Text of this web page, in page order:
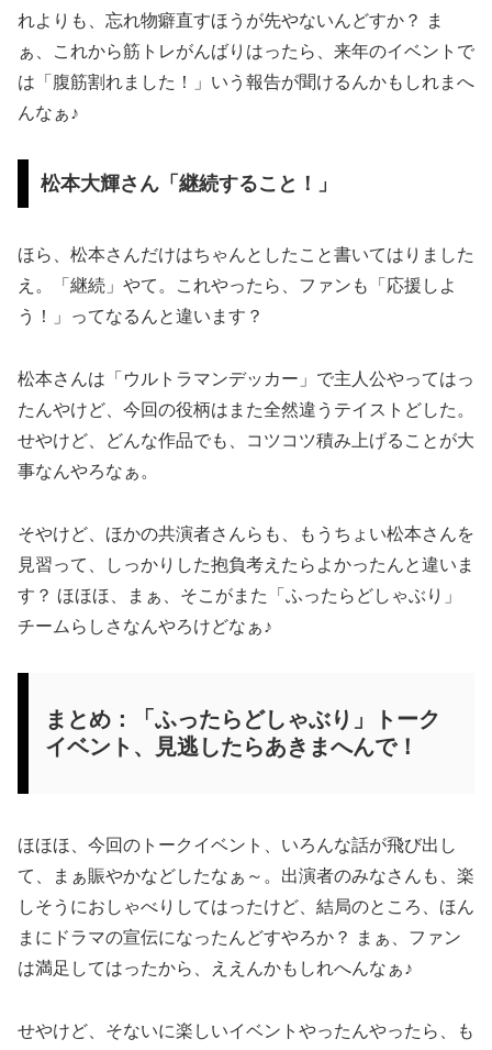
れよりも、忘れ物癖直すほうが先やないんどすか？ ま
ぁ、これから筋トレがんばりはったら、来年のイベントで
は「腹筋割れました！」いう報告が聞けるんかもしれまへ
んなぁ♪
松本大輝さん「継続すること！」
ほら、松本さんだけはちゃんとしたこと書いてはりました
え。「継続」やて。これやったら、ファンも「応援しよ
う！」ってなるんと違います？
松本さんは「ウルトラマンデッカー」で主人公やってはっ
たんやけど、今回の役柄はまた全然違うテイストどした。
せやけど、どんな作品でも、コツコツ積み上げることが大
事なんやろなぁ。
そやけど、ほかの共演者さんらも、もうちょい松本さんを
見習って、しっかりした抱負考えたらよかったんと違いま
す？ ほほほ、まぁ、そこがまた「ふったらどしゃぶり」
チームらしさなんやろけどなぁ♪
まとめ：「ふったらどしゃぶり」トーク
イベント、見逃したらあきまへんで！
ほほほ、今回のトークイベント、いろんな話が飛び出し
て、まぁ賑やかなどしたなぁ～。出演者のみなさんも、楽
しそうにおしゃべりしてはったけど、結局のところ、ほん
まにドラマの宣伝になったんどすやろか？ まぁ、ファン
は満足してはったから、ええんかもしれへんなぁ♪
せやけど、そないに楽しいイベントやったんやったら、も